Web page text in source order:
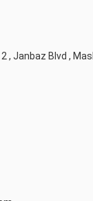
, Janbaz Blvd ,